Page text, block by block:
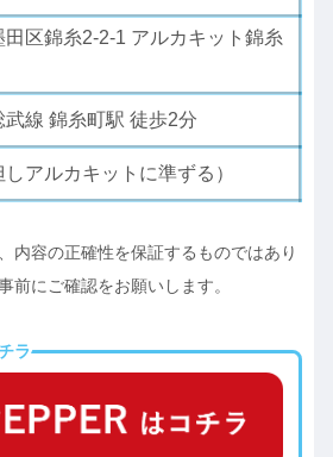
田区錦糸2-2-1 アルカキット錦糸
武線 錦糸町駅 徒歩2分
アルカキットに準ずる）
内容の正確性を保証するものではあり
前にご確認をお願いします。
チラ